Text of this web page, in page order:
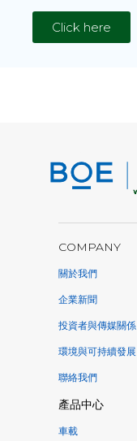
Click here
COMPANY
關於我們
企業新聞
投資者與傳媒關係
環境與可持續發展
聯絡我們
產品中心
車載